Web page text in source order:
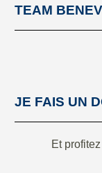
TEAM
JE FAIS UN
Et